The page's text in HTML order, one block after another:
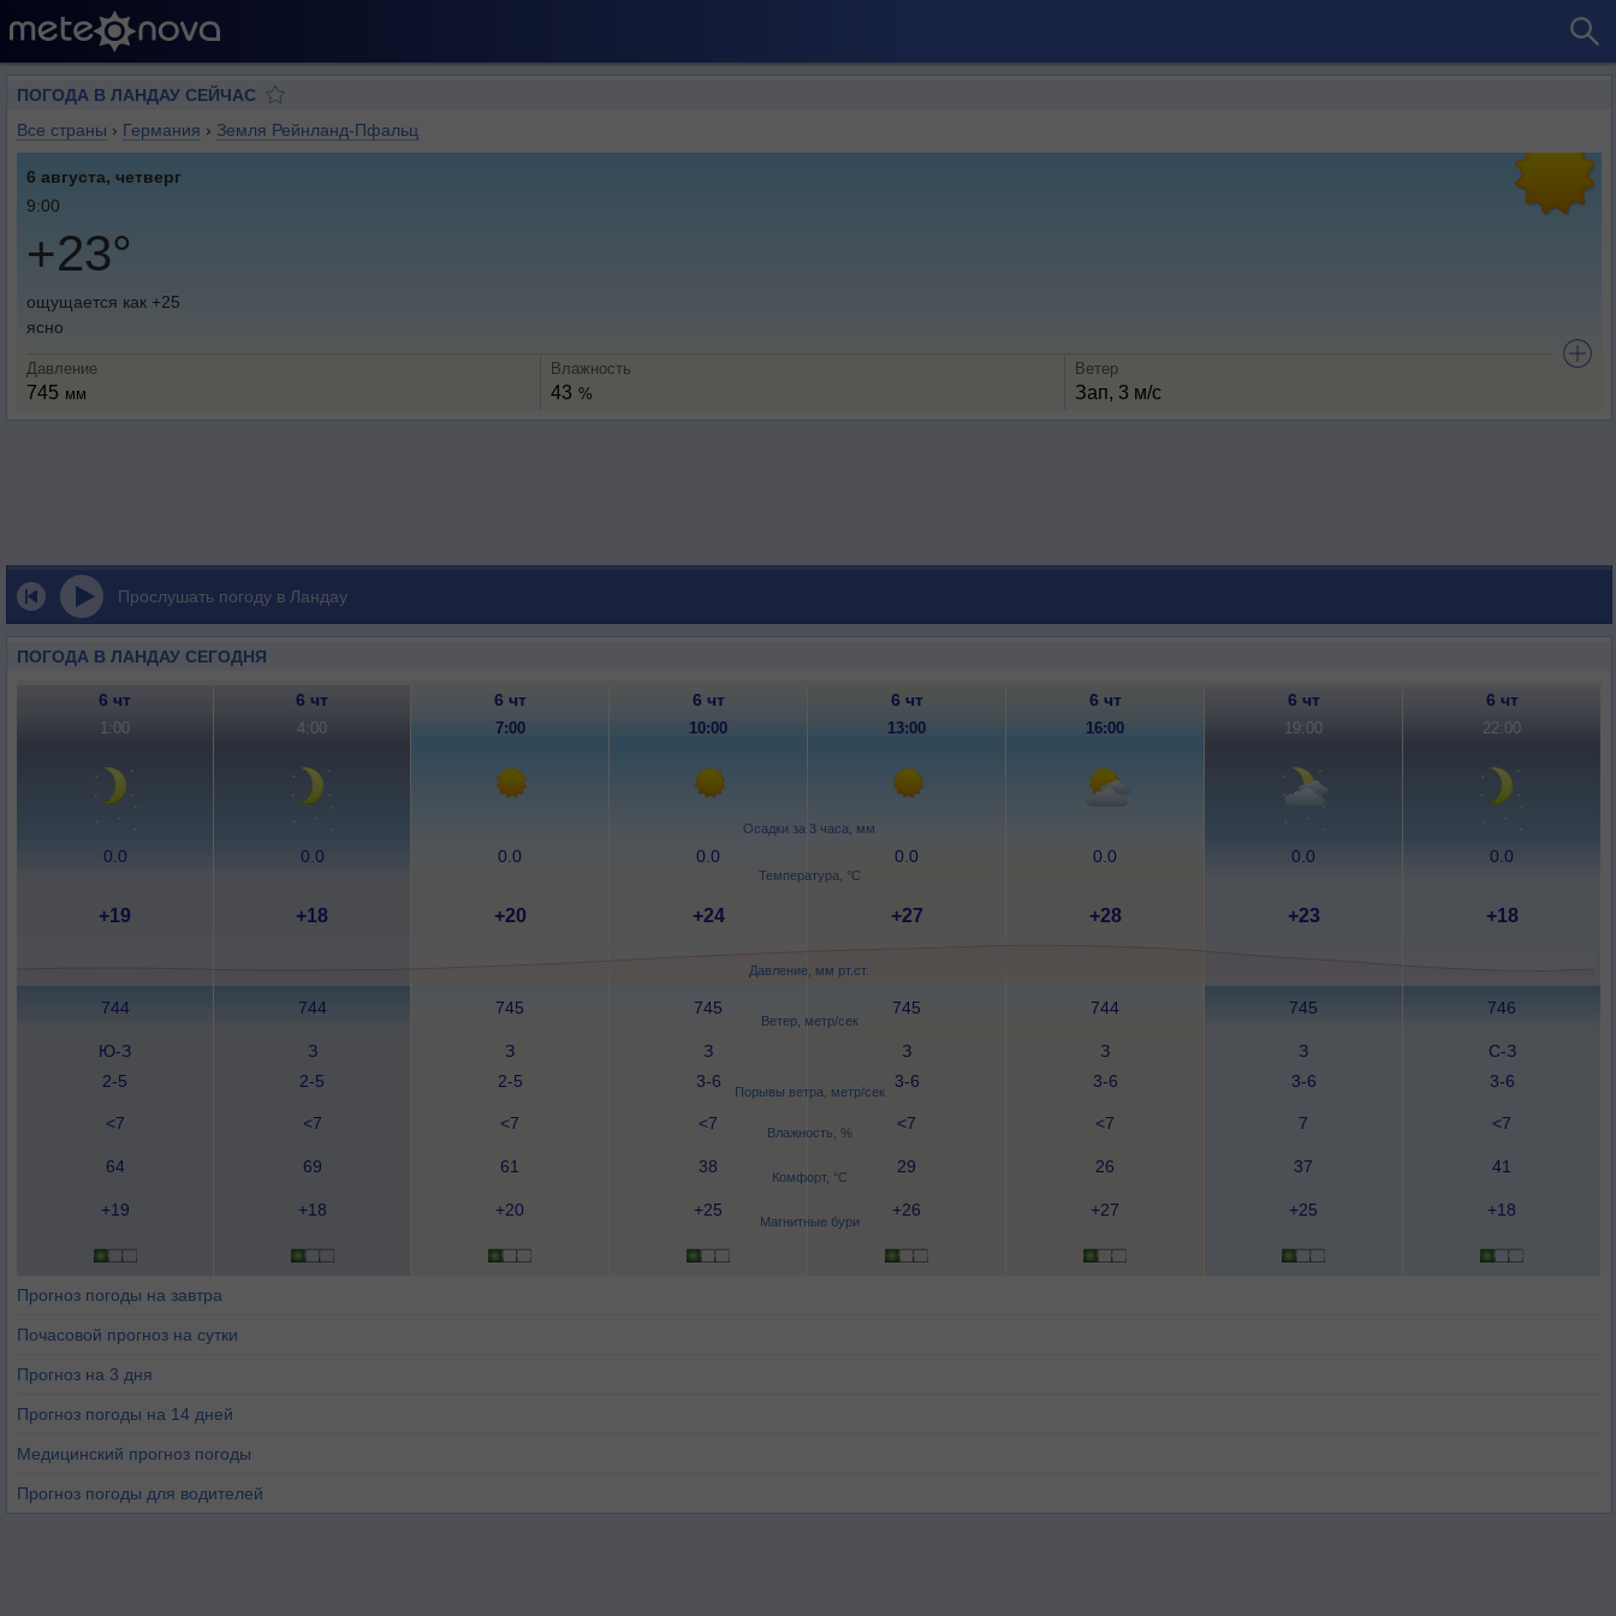
ПОГОДА В ЛАНДАУ СЕЙЧАС
Все страны › Германия › Земля Рейнланд-Пфальц
6 августа, четверг
9:00
+23°
ощущается как +25
ясно
Давление
745 мм
Влажность
43 %
Ветер
Зап, 3 м/с
Прослушать погоду в Ландау
ПОГОДА В ЛАНДАУ СЕГОДНЯ
Осадки за 3 часа, мм
Температура, °C
Давление, мм рт.ст.
Ветер, метр/сек
Порывы ветра, метр/сек
Влажность, %
Комфорт, °C
Магнитные бури
6 чт 6 чт 6 чт 6 чт 6 чт 6 чт 6 чт 6 чт
1:00 4:00 7:00 10:00 13:00 16:00 19:00 22:00
0.0 0.0 0.0 0.0 0.0 0.0 0.0 0.0
+19 +18 +20 +24 +27 +28 +23 +18
744 744 745 745 745 744 745 746
Ю-З
2-5
З
2-5
З
2-5
З
3-6
З
3-6
З
3-6
З
3-6
С-З
3-6
<7 <7 <7 <7 <7 <7 7 <7
64 69 61 38 29 26 37 41
+19 +18 +20 +25 +26 +27 +25 +18
Прогноз погоды на завтра
Почасовой прогноз на сутки
Прогноз на 3 дня
Прогноз погоды на 14 дней
Медицинский прогноз погоды
Прогноз погоды для водителей